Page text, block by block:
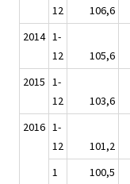
12
106,6
2014 1-
12
105,6
2015 1-
12
103,6
2016 1-
12
101,2
1
100,5